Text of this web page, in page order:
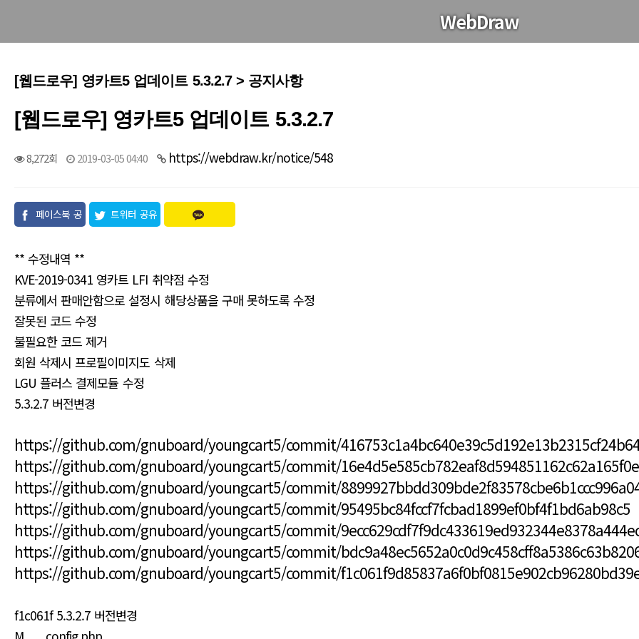
WebDraw
[웹드로우] 영카트5 업데이트 5.3.2.7 > 공지사항
[웹드로우] 영카트5 업데이트 5.3.2.7
8,272회 2019-03-05 04:40 https://webdraw.kr/notice/548
페이스북 공
트위터 공유
** 수정내역 **
KVE-2019-0341 영카트 LFI 취약점 수정
분류에서 판매안함으로 설정시 해당상품을 구매 못하도록 수정
잘못된 코드 수정
불필요한 코드 제거
회원 삭제시 프로필이미지도 삭제
LGU 플러스 결제모듈 수정
5.3.2.7 버전변경
https://github.com/gnuboard/youngcart5/commit/
https://github.com/gnuboard/youngcart5/commit/
https://github.com/gnuboard/youngcart5/commit/
https://github.com/gnuboard/youngcart5/commit/95495bc84fccf7fcbad1899ef0bf4f1bd6ab98c5
https://github.com/gnuboard/youngcart5/commit/
https://github.com/gnuboard/youngcart5/commit/
https://github.com/gnuboard/youngcart5/commit/
f1c061f 5.3.2.7 버전변경